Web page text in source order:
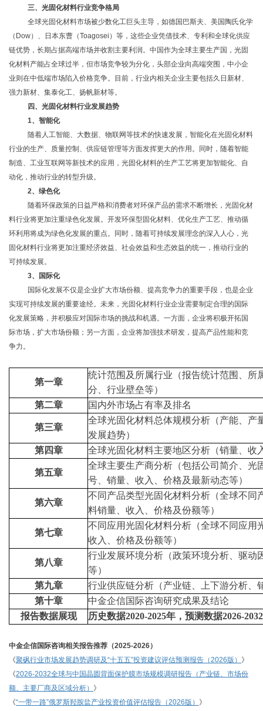
三、光固化材料行业竞争格局
全球光固化材料市场被少数化工巨头主导，如德国巴斯夫、美国陶氏化学
（ Dow）、日本东曹（Toagosei）等，这些企业凭借技术、专利和全球化供应
链优势，长期占据高端市场并收割主要利润。中国作为全球主要生产国，光固
化材料产能占全球过半，但市场竞争较为分化，头部企业向高端突围，中小企
业则在中低端市场陷入价格竞争。目前，行业内相关企业主要包括久日新材、
强力新材、集泰化工、扬帆新材等。
四、光固化材料行业发展趋势
1、智能化
随着人工智能、大数据、物联网等技术的快速发展，智能化在光固化材料
行业的生产、质量控制、供应链管理等方面发挥更大的作用。同时，随着智能
制造、工业互联网等新技术的应用，光固化材料的生产工艺将更加智能化、自
动化，推动行业的转型升级。
2、绿色化
随着环保政策的日益严格和消费者对环保产品的需求不断增长，光固化材
料行业将更加注重绿色化发展。开发环保型固化材料、优化生产工艺、推动循
环利用将成为绿色化发展的重点。同时，随着可持续发展理念的深入人心，光
固化材料行业将更加注重经济效益、社会效益和生态效益的统一，推动行业的
可持续发展。
3、国际化
国际化发展不仅是企业扩大市场份额、提高竞争力的重要手段，也是企业
实现可持续发展的重要途经。未来，光固化材料行业企业需要制定合理的国际
化发展策略，并积极应对国际市场的挑战和机遇。一方面，企业将积极开拓国
际市场，扩大市场份额；另一方面，企业将加强技术研发，提高产品性能和竞
争力。
第一章
统计范围及所属行业 （报告统计范围、所
分、 行业壁垒等）
第二章
国内外市场占有率及排名
第三章
全球光固化材料总体规模分析 （产能、产
发展趋势）
第四章
全球光固化材料主要地区分析 （销量、收
第五章
全球主要生产商分析 （包括公司简介、 光
号、销量、收入、价格及最新动态等）
第六章
不同产品类型光固化材料分析（全球不同
料销量、收入、价格及份额等）
第七章
不同应用光固化材料分析 （全球不同应用
收入、价格及份额等）
第八章
行业发展环境分析（政策环境分析、驱动
等）
第九章
行业供应链分析（产业链、上下游分析、
第十章
中金企信国际咨询研究成果及结论
报告数据展现
历史数据2020-2025年，预测数据2026-
中金企信国际咨询相关报告推荐（2025-2026）
《聚砜行业市场发展趋势调研及“十五五”投资建议评估预测报告（2026版） 》
《2026-2032全球与中国晶圆背面保护膜市场规模调研报告（产业链、市场份
额、主要厂商及区域分析） 》
《“一带一路”俄罗斯羟胺盐产业投资价值评估报告（2026版） 》